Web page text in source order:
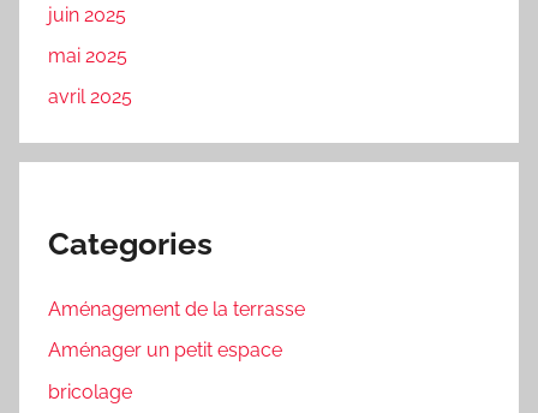
juin 2025
mai 2025
avril 2025
Categories
Aménagement de la terrasse
Aménager un petit espace
bricolage